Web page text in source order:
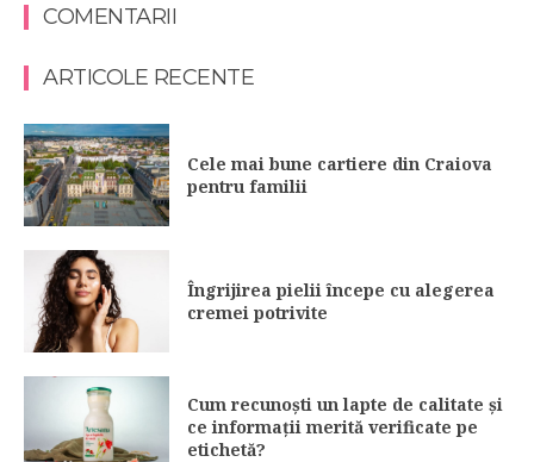
COMENTARII
ARTICOLE RECENTE
Cele mai bune cartiere din Craiova
pentru familii
Îngrijirea pielii începe cu alegerea
cremei potrivite
Cum recunoști un lapte de calitate și
ce informații merită verificate pe
etichetă?